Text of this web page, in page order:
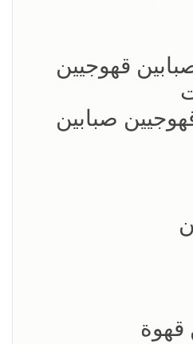
قهوجيين
صبابين
قهوة